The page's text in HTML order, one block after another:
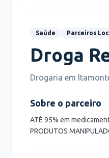
Saúde Parceiros
Droga
Drogaria em
Sobre o parceiro
ATÉ 95% em
PRODUTOS